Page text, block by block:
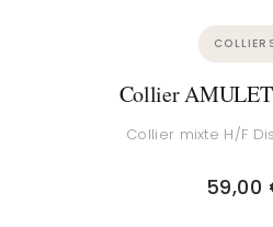
Collier
Collier mixte H/F
59,00